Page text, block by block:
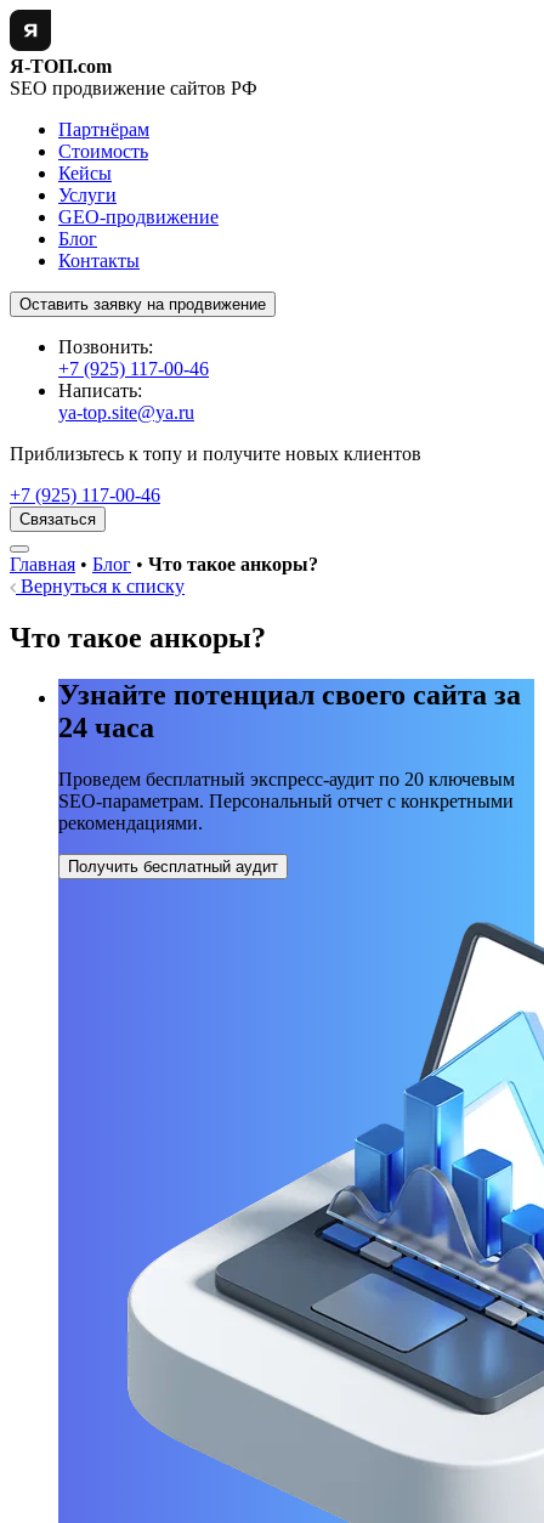
Я-ТОП.com
SEO продвижение сайтов РФ
Партнёрам
Стоимость
Кейсы
Услуги
GEO-продвижение
Блог
Контакты
Оставить заявку на продвижение
Позвонить:
+7 (925) 117-00-46
Написать:
ya-top.site@ya.ru
Приблизьтесь к топу и получите новых клиентов
+7 (925) 117-00-46
Связаться
Главная • Блог • Что такое анкоры?
Вернуться к списку
Что такое анкоры?
Узнайте потенциал своего сайта за
24 часа
Проведем бесплатный экспресс-аудит по 20 ключевым
SEO-параметрам. Персональный отчет с конкретными
рекомендациями.
Получить бесплатный аудит